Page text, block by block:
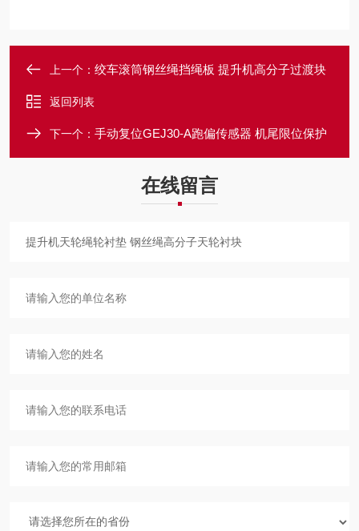
上一个： 绞车滚筒钢丝绳挡绳板 提升机高分子过渡块
返回列表
下一个： 手动复位GEJ30-A跑偏传感器 机尾限位保护
在线留言